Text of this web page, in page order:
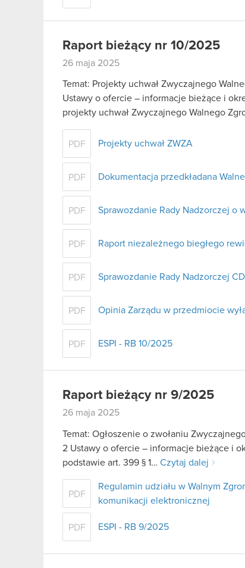
Raport bieżący nr 10/2025
26 maja 2025
Temat: Projekty uchwał Zwyczajnego
Ustawy o ofercie – informacje bieżące i
projekty uchwał Zwyczajnego Walnego
PDF Projekty uchwał ZWZA
PDF Dokumentacja przedkładana
PDF Sprawozdanie Rady Nadzorczej o
PDF Raport niezależnego biegłego
PDF Sprawozdanie Rady Nadzorczej
PDF Opinia Zarządu w przedmiocie
PDF ESPI - RB 10/2025
Raport bieżący nr 9/2025
26 maja 2025
Temat: Ogłoszenie o zwołaniu
2 Ustawy o ofercie – informacje bieżące i
podstawie art. 399 § 1… Czytaj dalej
PDF
Regulamin udziału w Walnym
komunikacji elektronicznej
PDF ESPI - RB 9/2025